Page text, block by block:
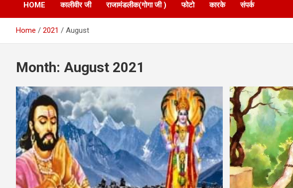
HOME कालीवीर जी राजामंडलीक(गोगा जी ) फोटो कारके संपर्क
Home 2021 August
Month: August 2021